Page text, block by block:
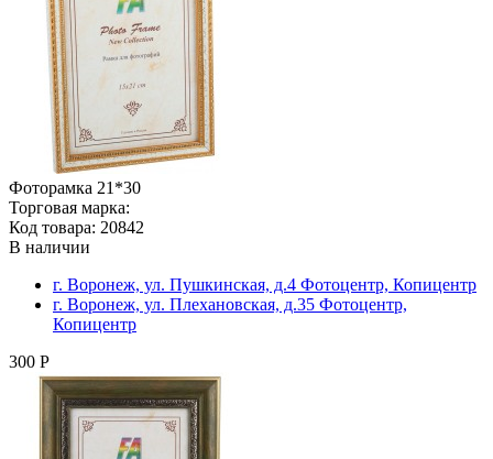
Фоторамка 21*30
Торговая марка:
Код товара: 20842
В наличии
г. Воронеж, ул. Пушкинская, д.4 Фотоцентр, Копицентр
г. Воронеж, ул. Плехановская, д.35 Фотоцентр,
Копицентр
300 Р